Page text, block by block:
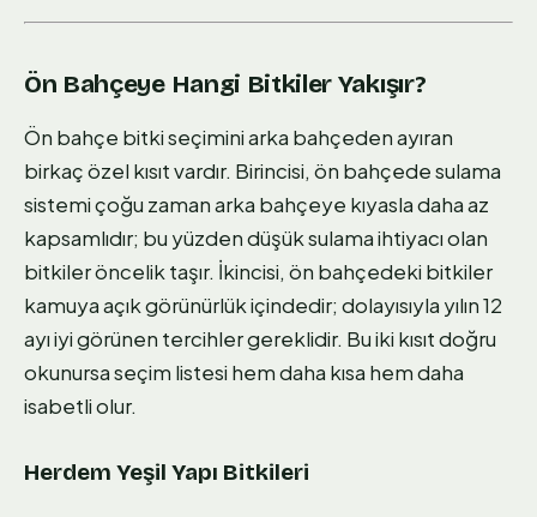
Ön Bahçeye Hangi Bitkiler Yakışır?
Ön bahçe bitki seçimini arka bahçeden ayıran
birkaç özel kısıt vardır. Birincisi, ön bahçede sulama
sistemi çoğu zaman arka bahçeye kıyasla daha az
kapsamlıdır; bu yüzden düşük sulama ihtiyacı olan
bitkiler öncelik taşır. İkincisi, ön bahçedeki bitkiler
kamuya açık görünürlük içindedir; dolayısıyla yılın 12
ayı iyi görünen tercihler gereklidir. Bu iki kısıt doğru
okunursa seçim listesi hem daha kısa hem daha
isabetli olur.
Herdem Yeşil Yapı Bitkileri